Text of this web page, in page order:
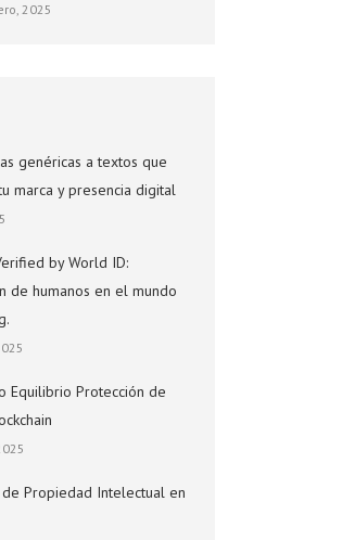
2025
genéricas a textos que
marca y presencia digital
by World ID:
de humanos en el mundo
Equilibrio Protección de
de Propiedad Intelectual en